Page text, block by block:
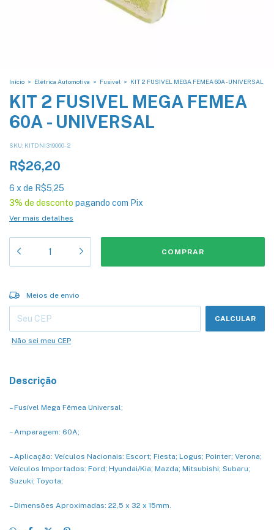
Início > Elétrica Automotiva > Fusivel > KIT 2 FUSIVEL MEGA FEMEA 60A - UNIVERSAL
KIT 2 FUSIVEL MEGA FEMEA
60A - UNIVERSAL
SKU: KITDNI319060-2
R$26,20
6 x de R$5,25
3% de desconto pagando com Pix
Ver mais detalhes
Entregas para o CEP:
Meios de envio
CALCULAR
Não sei meu CEP
Descrição
– Fusível Mega Fêmea Universal;
– Amperagem: 60A;
– Aplicação: Veículos Nacionais: Escort; Fiesta; Logus; Pointer; Verona;
Veículos Importados: Ford; Hyundai/Kia; Mazda; Mitsubishi; Subaru;
Suzuki; Toyota;
– Dimensões Aproximadas: 22,5 x 32 x 15mm.